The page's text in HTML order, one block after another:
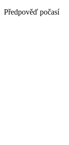
Předpověď počasí